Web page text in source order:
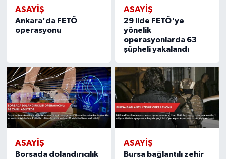
ASAYIŞ
Ankara'da FETÖ
operasyonu
ASAYIŞ
29 ilde FETÖ'ye
yönelik
operasyonlarda 63
şüpheli yakalandı
ASAYIŞ
Borsada dolandırıcılık
ASAYIŞ
Bursa bağlantılı zehir